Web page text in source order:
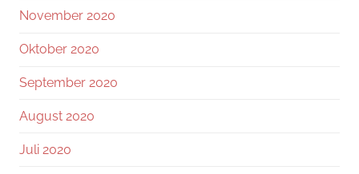
November 2020
Oktober 2020
September 2020
August 2020
Juli 2020